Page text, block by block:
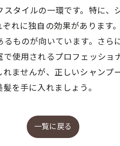
タイルの一環です。特に
れに独自の効果がありま
ものが向いています。さ
使用されるプロフェッシ
ませんが、正しいシャン
を手に入れましょう。
一覧に戻る